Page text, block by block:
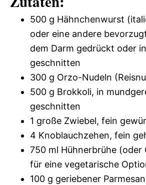
500 g Hähnchenwurst
oder eine andere
dem Darm gedrückt oder
geschnitten
300 g Orzo-Nudeln
500 g Brokkoli, in
geschnitten
1 große Zwiebel, fein
4 Knoblauchzehen, fein
750 ml Hühnerbrühe (oder
für eine vegetarische
100 g geriebener